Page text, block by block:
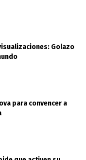
Golazo
para convencer a